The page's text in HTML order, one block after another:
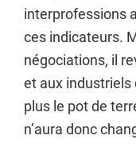
interprofessions
ces indicateurs.
négociations, il
et aux industriels
plus le pot de
n’aura donc